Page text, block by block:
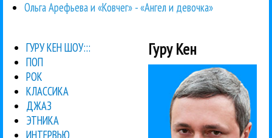
Ольга Арефьева и «Ковчег» - «Ангел и девочка»
ГУРУ КЕН ШОУ:::
ПОП
РОК
КЛАССИКА
ДЖАЗ
ЭТНИКА
ИНТЕРВЬЮ
Гуру Кен